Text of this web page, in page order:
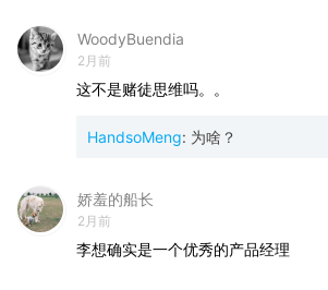
WoodyBuendia
2月前
这不是赌徒思维吗。。
HandsoMeng: 为啥？
娇羞的船长
2月前
李想确实是一个优秀的产品经理